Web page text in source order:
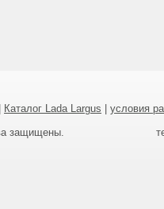
Каталог Lada Largus
условия
защищены.